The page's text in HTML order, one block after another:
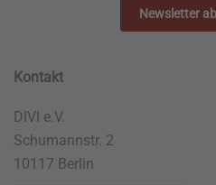
Newsletter
Kontakt
DIVI e.V.
Schumannstr. 2
10117 Berlin